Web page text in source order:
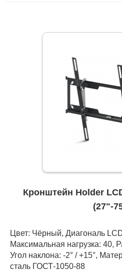
Кронштейн Holder
(27"-
Цвет: Чёрный, Диагональ
Максимальная нагрузка: 40,
Угол наклона: -2° / +15°,
сталь ГОСТ-1050-88